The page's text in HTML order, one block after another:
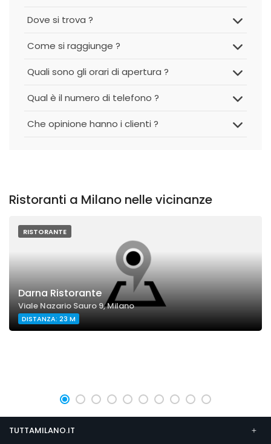
Dove si trova ?
Come si raggiunge ?
Quali sono gli orari di apertura ?
Qual è il numero di telefono ?
Che opinione hanno i clienti ?
Ristoranti a Milano nelle vicinanze
RISTORANTE
Darna Ristorante
Viale Nazario Sauro 9, Milano
DISTANZA: 23 M
TUTTAMILANO.IT